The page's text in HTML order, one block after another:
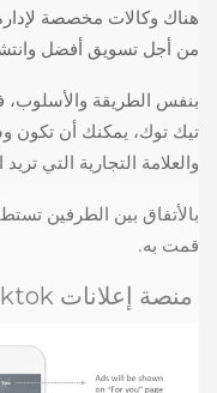
هناك وكالات مخصصة
من أجل تسويق أفضل
بنفس الطريقة والأسلوب،
والعلامة التجارية التي
بالأتفاق بين الطرفين
قمت به.
منصة إعلانات Tiktok